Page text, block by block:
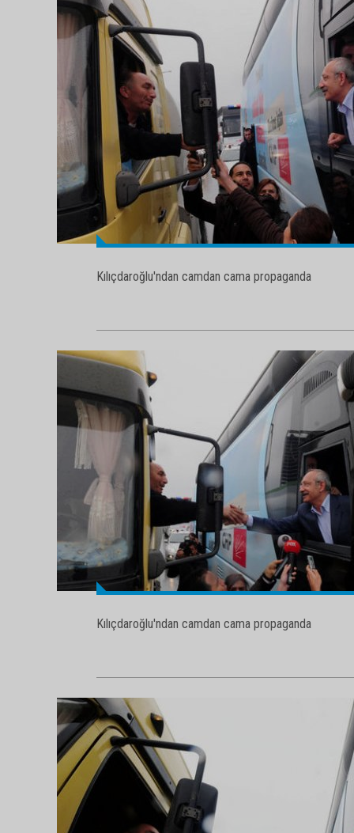
Kılıçdaroğlu'ndan camdan cama propaganda
Kılıçdaroğlu'ndan camdan cama propaganda